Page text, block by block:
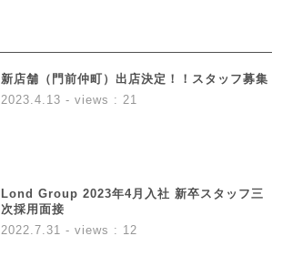
新店舗（門前仲町）出店決定！！スタッフ募集
2023.4.13 - views : 21
Lond Group 2023年4月入社 新卒スタッフ三
次採用面接
2022.7.31
- views : 12